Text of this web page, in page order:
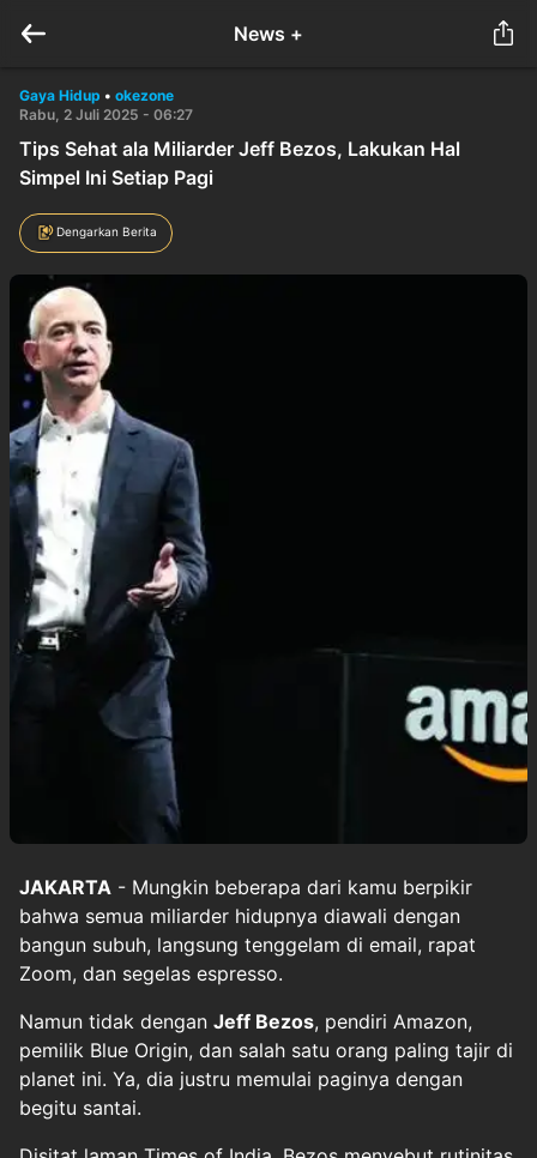
News +
Gaya Hidup • okezone
Rabu, 2 Juli 2025 - 06:27
Tips Sehat ala Miliarder Jeff Bezos, Lakukan Hal
Simpel Ini Setiap Pagi
Dengarkan Berita
JAKARTA - Mungkin beberapa dari kamu berpikir
bahwa semua miliarder hidupnya diawali dengan
bangun subuh, langsung tenggelam di email, rapat
Zoom, dan segelas espresso.
Namun tidak dengan Jeff Bezos, pendiri Amazon,
pemilik Blue Origin, dan salah satu orang paling tajir di
planet ini. Ya, dia justru memulai paginya dengan
begitu santai.